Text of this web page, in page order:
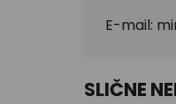
E-mail:
SLIČNE